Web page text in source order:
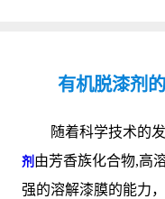
有机脱漆剂
随着科学技术的
剂 由芳香族化合物,高
强的溶解漆膜的能力，